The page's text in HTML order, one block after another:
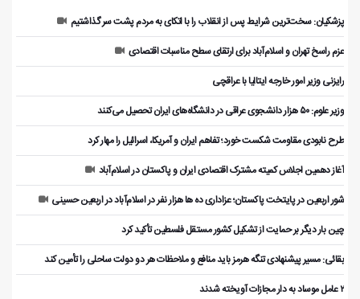
پزشکیان: سخت‌ترین شرایط پس از انقلاب را با اتکای به مردم پشت سر گذاشتیم
عزم راسخ تهران و اسلام‌آباد برای ارتقای سطح مناسبات اقتصادی
رایزنی وزیر امور خارجه ایتالیا با عراقچی
وزیر علوم: ۵۰ هزار دانشجوی عراقی در دانشگاه‌های ایران تحصیل می‌کنند
طرح نابودی مقاومت شکست خورد؛ تفاهم ایران و آمریکا، اسرائیل را مهار کرد
آغاز دهمین اجلاس کمیته مشترک اقتصادی ایران و پاکستان در اسلام‌آباد
شور اربعین در پایتخت پاکستان؛ عزاداری ده ها هزار نفر در اسلام‌آباد در اربعین حسینی
چین بار دیگر بر حمایت از تشکیل کشور مستقل فلسطین تأکید کرد
بقائی: مسیر پیشنهادی تنگه هرمز باید منافع و ملاحظات هر دو دولت ساحلی را تأمین کند
۲ عامل موساد به دار مجازات آویخته شدند